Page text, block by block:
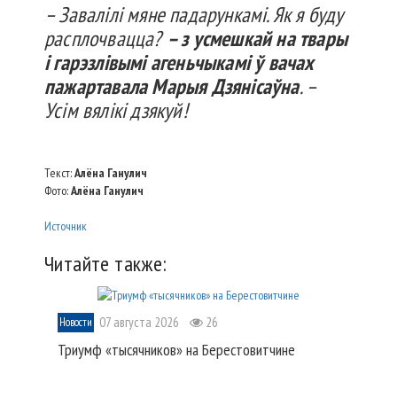
– Завалілі мяне падарункамі. Як я буду
расплочвацца?– з усмешкай на твары
і гарэзлівымі агеньчыкамі ў вачах
пажартавала Марыя Дзянісаўна. –
Усім вялікі дзякуй!
Текст:Алёна Ганулич
Фото:Алёна Ганулич
Источник
Читайте также:
Новости 07 августа 2026 26
Триумф «тысячников» на Берестовитчине